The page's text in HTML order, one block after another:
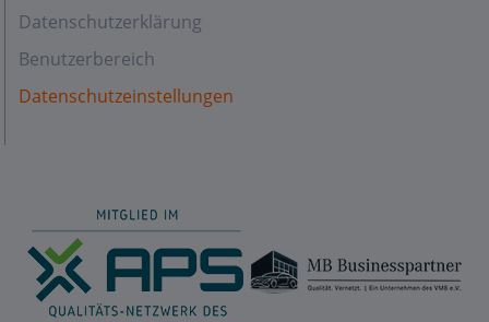
Datenschutzerklärung
Benutzerbereich
Datenschutzeinstellungen